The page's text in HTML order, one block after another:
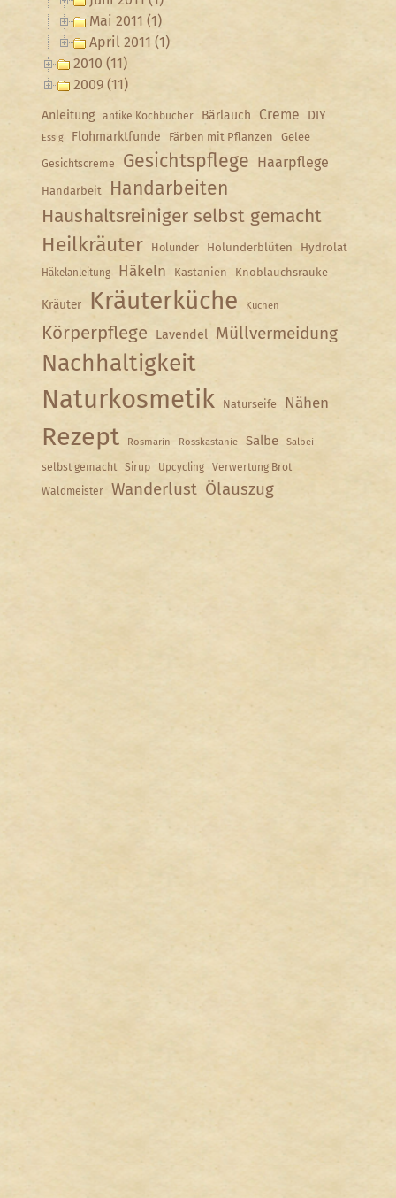
Mai 2011 (1)
April 2011 (1)
2010 (11)
2009 (11)
Anleitung antike Kochbücher Bärlauch Creme DIY
Essig Flohmarktfunde Färben mit Pflanzen Gelee
Gesichtscreme Gesichtspflege Haarpflege
Handarbeit
Handarbeiten
Haushaltsreiniger selbst gemacht
Heilkräuter Holunder Holunderblüten Hydrolat
Häkelanleitung Häkeln Kastanien Knoblauchsrauke
Kräuter Kräuterküche Kuchen
Körperpflege Lavendel Müllvermeidung
Nachhaltigkeit
Naturkosmetik Naturseife Nähen
Rezept Rosmarin Rosskastanie Salbe Salbei
selbst gemacht Sirup Upcycling
Verwertung Brot
Waldmeister
Wanderlust Ölauszug